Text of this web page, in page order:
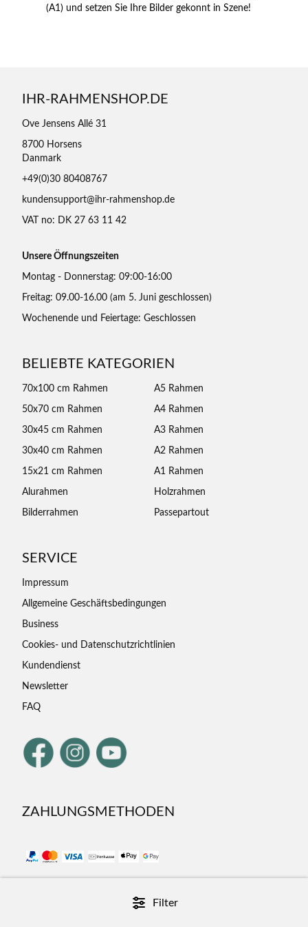
Filter
(A1) und setzen Sie Ihre Bilder gekonnt in Szene!
IHR-RAHMENSHOP.DE
Ove Jensens Allé 31
8700 Horsens
Danmark
+49(0)30 80408767
kundensupport@ihr-rahmenshop.de
VAT no: DK 27 63 11 42
Unsere Öffnungszeiten
Montag - Donnerstag: 09:00-16:00
Freitag: 09.00-16.00 (am 5. Juni geschlossen)
Wochenende und Feiertage: Geschlossen
BELIEBTE KATEGORIEN
70x100 cm Rahmen A5 Rahmen
50x70 cm Rahmen A4 Rahmen
30x45 cm Rahmen A3 Rahmen
30x40 cm Rahmen A2 Rahmen
15x21 cm Rahmen A1 Rahmen
Alurahmen Holzrahmen
Bilderrahmen Passepartout
SERVICE
Impressum
Allgemeine Geschäftsbedingungen
Business
Cookies- und Datenschutzrichtlinien
Kundendienst
Newsletter
FAQ
ZAHLUNGSMETHODEN